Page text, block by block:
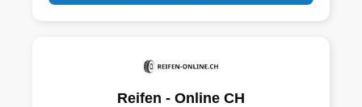
Reifen - Online CH